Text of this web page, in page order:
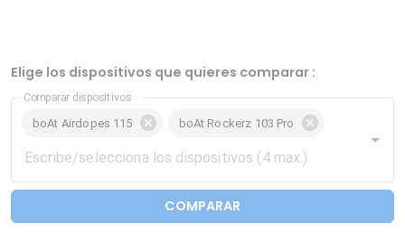
Elige los dispositivos que quieres comparar :
Comparar dispositivos
boAt Airdopes 115 boAt Rockerz 103 Pro
COMPARAR